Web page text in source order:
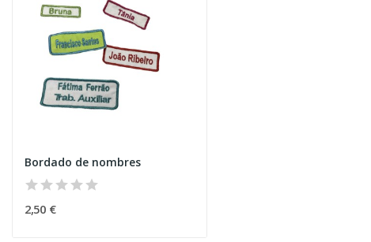
Bordado de nombres
2,50 €